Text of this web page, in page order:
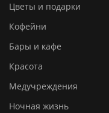
Цветы и подарки
Кофейни
Бары и кафе
Красота
Медучреждения
Ночная жизнь